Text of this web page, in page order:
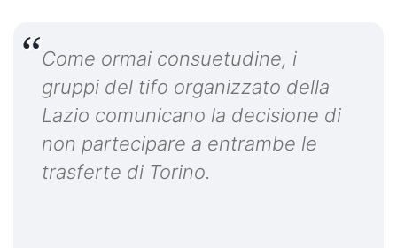
Come ormai consuetudine, i
gruppi del tifo organizzato della
Lazio comunicano la decisione di
non partecipare a entrambe le
trasferte di Torino.